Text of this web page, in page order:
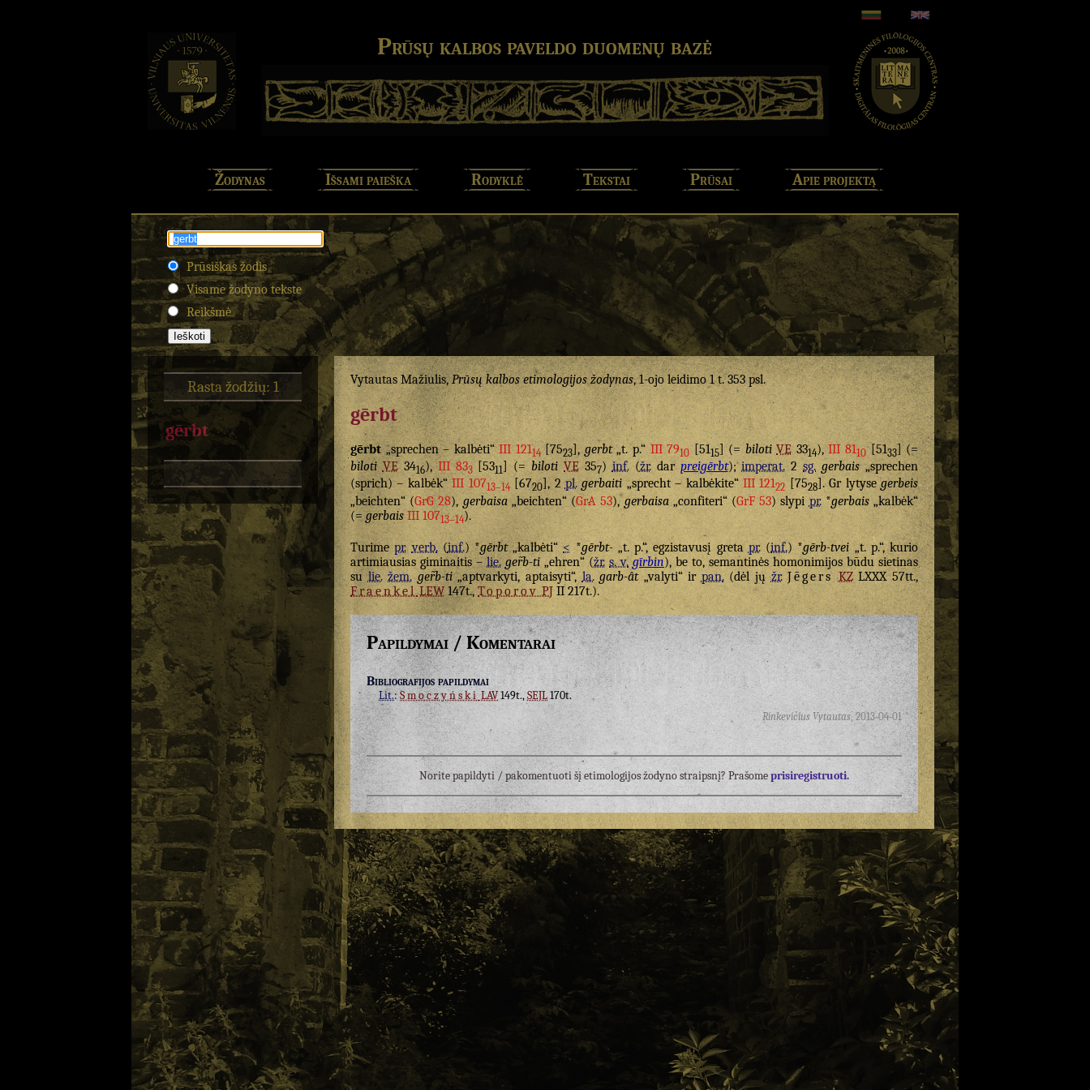
Prūsų kalbos paveldo duomenų bazė
Žodynas Išsami paieška Rodyklė Tekstai Prūsai Apie projektą
Prūsiškas žodis
Visame žodyno tekste
Reikšmė
Rasta žodžių: 1
gērbt
Vytautas Mažiulis,Prūsų kalbos etimologijos žodynas, 1-ojo leidimo 1 t. 353 psl.
gērbt
gērbt„sprechen – kalbėti“III 12114[7523],gerbt„t. p.“III 7910[5115] (=biloti VE3314),III 8110[5133] (=
biloti VE3416),III 833[5311] (= biloti VE357)inf.(žr.dar preigērbt);imperat.2sg. gerbais„sprechen
(sprich) – kalbėk“III 10713–14[6720], 2pl. gerbaiti„sprecht – kalbėkite“III 12122[7528]. Gr lytysegerbeis
„beichten“ (GrG 28),gerbaisa„beichten“ (GrA 53),gerbaisa„confiteri“ (GrF 53) slypipr.*gerbais„kalbėk“
(=gerbais III 10713–14).
Turimepr. verb.(inf.) *gērbt„kalbėti“< *gērbt-„t. p.“, egzistavusį gretapr.(inf.) *gērb-tvei„t. p.“, kurio
artimiausias giminaitis –lie. ger̃b-ti„ehren“ (žr. s. v. gīrbin), be to, semantinės homonimijos būdu sietinas
sulie. žem. ger̃b-ti„aptvarkyti, aptaisyti“,la. garb-ât„valyti“ irpan.(dėl jųžr. Jēgers KZLXXX 57tt.,
FraenkelLEW147t.,ToporovPJII 217t.).
Papildymai / Komentarai
Bibliografijos papildymai
Lit.:SmoczyńskiLAV149t.,SEJL170t.
Rinkevičius Vytautas ,2013-04-01
Norite papildyti / pakomentuoti šį etimologijos žodyno straipsnį? Prašomeprisiregistruoti.